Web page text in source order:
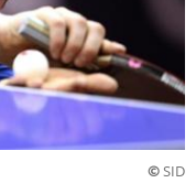
©SID